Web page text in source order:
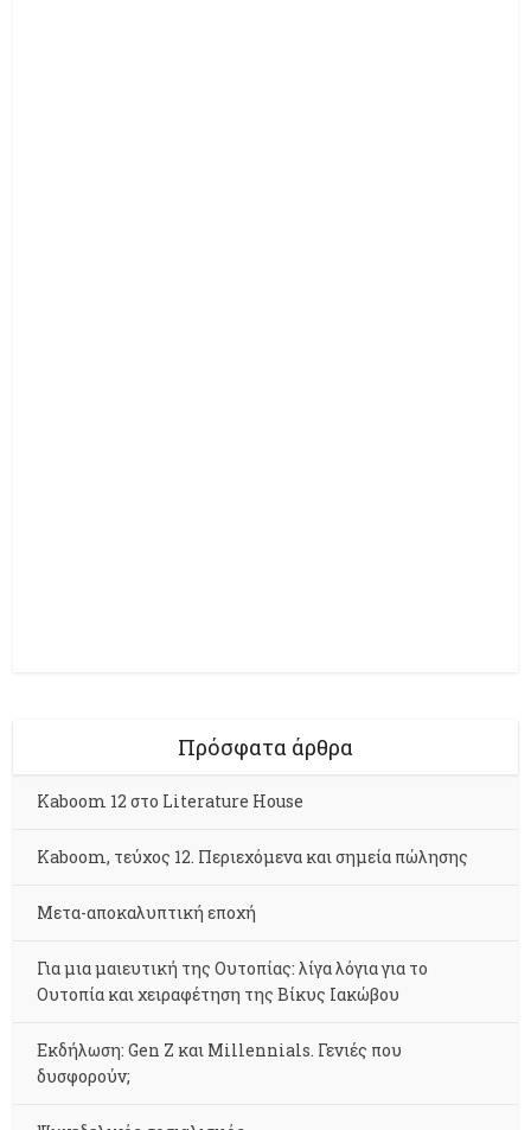
Πρόσφατα άρθρα
Kaboom 12 στο Literature House
Kaboom, τεύχος 12. Περιεχόμενα και σημεία πώλησης
Μετα-αποκαλυπτική εποχή
Για μια μαιευτική της Ουτοπίας: λίγα λόγια για το
Ουτοπία και χειραφέτηση της Βίκυς Ιακώβου
Εκδήλωση: Gen Z και Millennials. Γενιές που
δυσφορούν;